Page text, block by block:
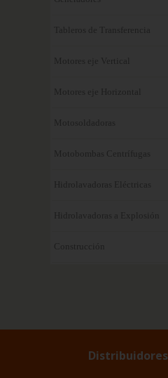
Tableros de Transferencia
Motores eje Vertical
Motores eje Horizontal
Motosoldadoras
Motobombas Centrífugas
Hidrolavadoras Eléctricas
Hidrolavadoras a Explosión
Construcción
Distribuidores